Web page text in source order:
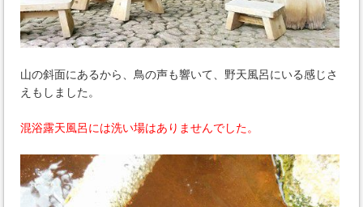
山の斜面にあるから、鳥の声も響いて、野天風呂にいる感じさ
えもしました。
混浴露天風呂には洗い場はありませんでした。